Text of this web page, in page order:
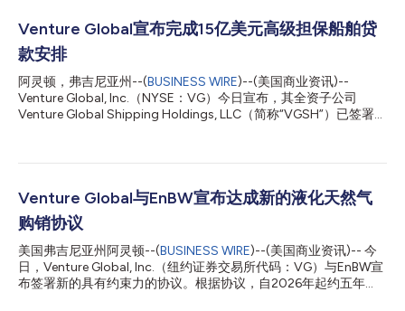
Venture Global宣布完成15亿美元高级担保船舶贷
款安排
阿灵顿，弗吉尼亚州--(BUSINESS WIRE)--(美国商业资讯)--
Venture Global, Inc.（NYSE：VG）今日宣布，其全资子公司
Venture Global Shipping Holdings, LLC（简称“VGSH”）已签署一
2032 年6月26日到期。 Deutsche Bank和ING担任该贷款安排的协
计划将该贷款安排的净所得款项用于一般公司用途，包括向
Venture Global LNG, Inc. 偿还其或其关联方此前在收购九艘液化天
然气运输船过程中支付的款项、为某些储备账户注资，以及支付交
易费用和开支。 关于Venture Global Venture Global是美国低成本
液化天然气(“LNG”)的生产商和出口商，其在产、在建及开发中的
产能超过1亿吨/年。2022年，Venture Global从其首个工厂开始生
产LNG，目前已成为美国最大的LNG出...
Venture Global与EnBW宣布达成新的液化天然气
购销协议
美国弗吉尼亚州阿灵顿--(BUSINESS WIRE)--(美国商业资讯)-- 今
日，Venture Global, Inc.（纽约证券交易所代码：VG）与EnBW宣
布签署新的具有约束力的协议。根据协议，自2026年起约五年